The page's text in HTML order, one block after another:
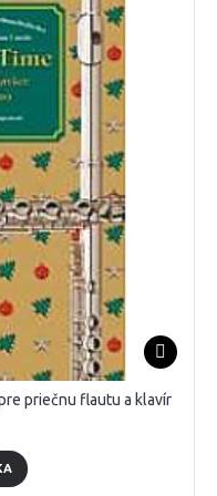
priečnu flautu a klavír